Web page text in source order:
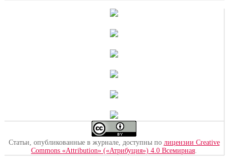
Статьи, опубликованные в журнале, доступны по лицензии Creative
Commons «Attribution» («Атрибуция») 4.0 Всемирная